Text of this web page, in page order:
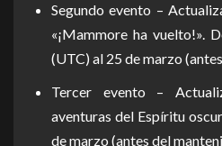
Segundo evento –
«¡Mammore ha vuelto!».
(UTC) al 25 de marzo
Tercer evento –
aventuras del Espíritu
de marzo (antes del